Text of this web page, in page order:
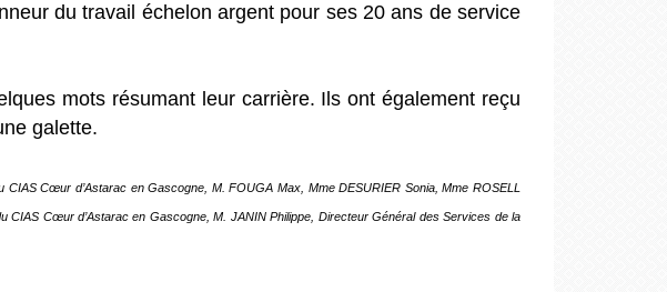
du travail échelon argent pour ses 20 ans de service
mots résumant leur carrière. Ils ont également reçu
galette.
Cœur d’Astarac en Gascogne, M. FOUGA Max, Mme DESURIER Sonia, Mme ROSELL
Cœur d’Astarac en Gascogne, M. JANIN Philippe, Directeur Général des Services de la